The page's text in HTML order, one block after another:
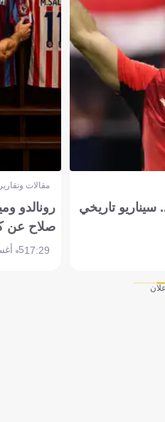
تاريخي
مقالات
رونالدو
صلاح عن
17:295 أغسطس 2026